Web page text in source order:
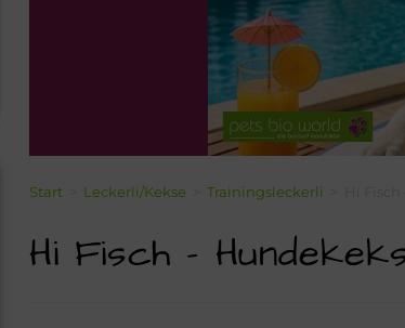
Start Leckerli/Kekse Trainingsleckerli
Hi Fisch –